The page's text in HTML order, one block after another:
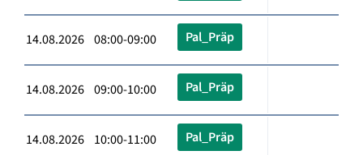
14.08.2026 08:00-09:00 Pal_Präp
14.08.2026 09:00-10:00 Pal_Präp
14.08.2026 10:00-11:00 Pal_Präp